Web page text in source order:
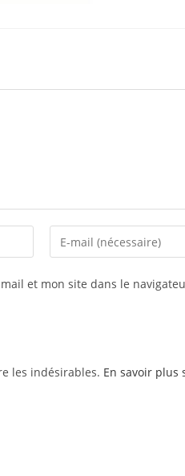
et mon site dans le
les indésirables. En savoir plus